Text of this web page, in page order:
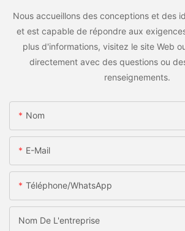
Nous accueillons des conceptions et des
et est capable de répondre aux
plus d'informations, visitez le site Web
directement avec des questions ou
renseignements.
Nom
E-Mail
Téléphone/WhatsApp
Nom De L'entreprise